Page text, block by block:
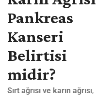
Pankreas
Kanseri
Belirtisi
midir?
Sırt ağrısı ve karın ağrısı,